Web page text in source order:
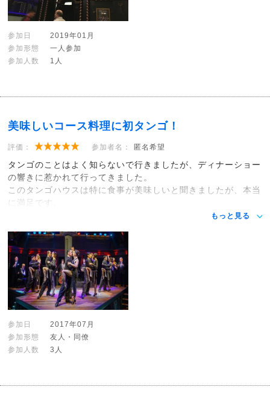
参加日
2019年01月
参加形態
一人参加
参加人数
1人
美味しいコース料理に初タンゴ！
評価： 参加者名： 匿名希望
タンゴのことはよく知らないで行きましたが、ディナーショー
の響きに惹かれて行ってきました。
このタンゴハウスは特に食事が美味しいと聞きましたが、本当
に満足です。
もっと見る
参加日
2017年07月
参加形態
友人・同僚
参加人数
3人